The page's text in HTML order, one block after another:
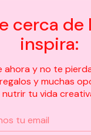
cerca de
inspira:
ahora y no te
y muchas
nutrir tu vida